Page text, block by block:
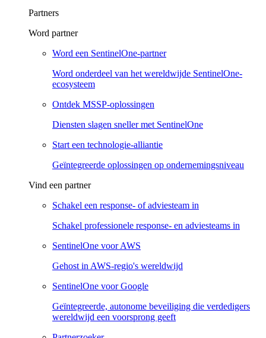
Partners
Word partner
Word een SentinelOne-partner
Word onderdeel van het wereldwijde SentinelOne-
ecosysteem
Ontdek MSSP-oplossingen
Diensten slagen sneller met SentinelOne
Start een technologie-alliantie
Geïntegreerde oplossingen op ondernemingsniveau
Vind een partner
Schakel een response- of adviesteam in
Schakel professionele response- en adviesteams in
SentinelOne voor AWS
Gehost in AWS-regio's wereldwijd
SentinelOne voor Google
Geïntegreerde, autonome beveiliging die verdedigers
wereldwijd een voorsprong geeft